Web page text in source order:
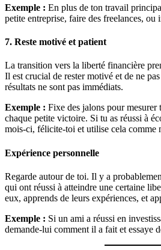
Exemple : En plus de ton travail
petite entreprise, faire des freelances, ou
7. Reste motivé et patient
La transition vers la liberté financière
Il est crucial de rester motivé et de ne
résultats ne sont pas immédiats.
Exemple : Fixe des jalons pour mesurer
chaque petite victoire. Si tu as réussi à
mois-ci, félicite-toi et utilise cela comme
Expérience personnelle
Regarde autour de toi. Il y a
qui ont réussi à atteindre une certaine
eux, apprends de leurs expériences, et
Exemple : Si un ami a réussi en
demande-lui comment il a fait et essaye